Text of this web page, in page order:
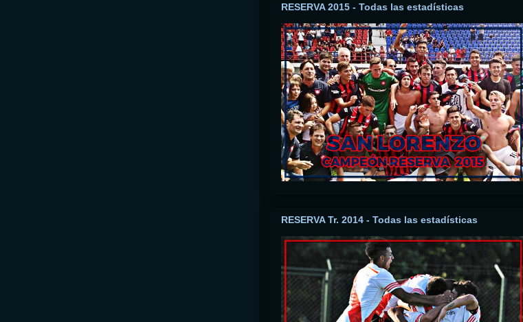
RESERVA 2015 - Todas las estadísticas
RESERVA Tr. 2014 - Todas las estadísticas